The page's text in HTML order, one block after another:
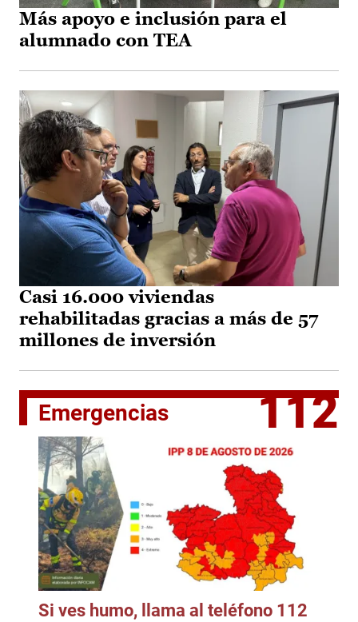
Más apoyo e inclusión para el
alumnado con TEA
Casi 16.000 viviendas
rehabilitadas gracias a más de 57
millones de inversión
Emergencias 112
Si ves humo, llama al teléfono 112